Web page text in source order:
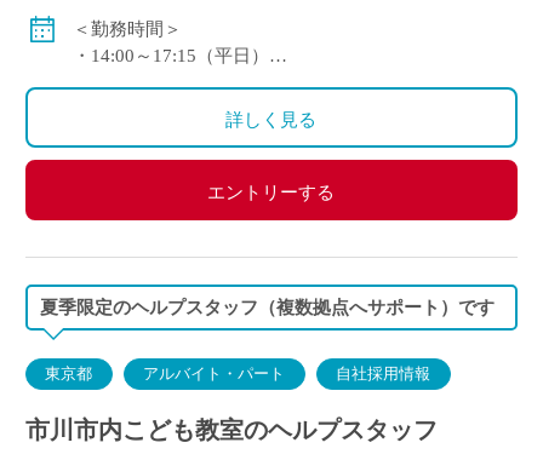
・定年制度あり（60歳）
＜勤務時間＞
・14:00～17:15（平日）
※シフト制となります
＜休憩時間＞
・勤務時間が、6時間を超え8時間以下の場合45分
詳しく見る
エントリーする
夏季限定のヘルプスタッフ（複数拠点へサポート）です
東京都 アルバイト・パート 自社採用情報
市川市内こども教室のヘルプスタッフ